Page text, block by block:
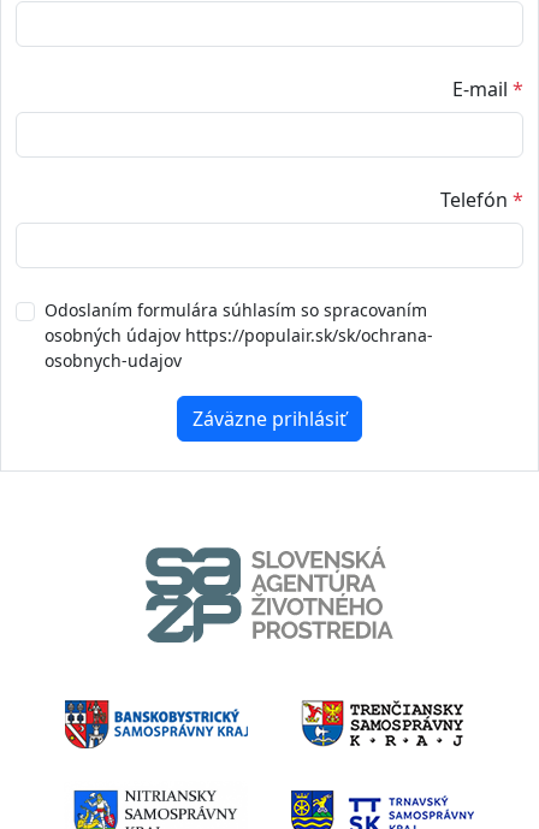
E-mail *
Telefón *
Odoslaním formulára súhlasím so spracovaním
osobných údajov https://populair.sk/sk/ochrana-
osobnych-udajov
Záväzne prihlásiť